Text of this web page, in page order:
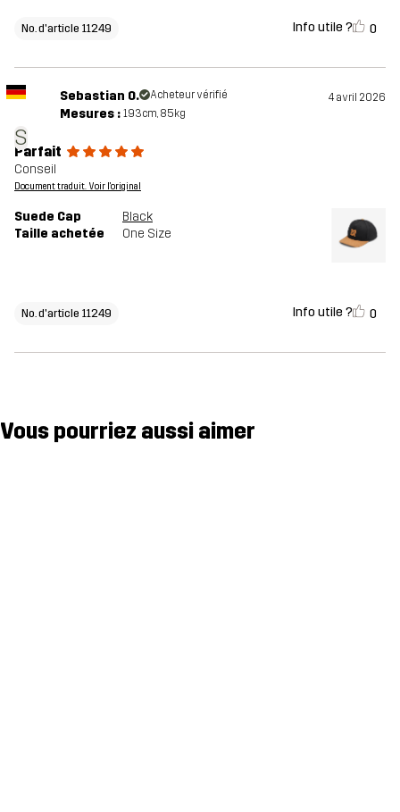
No. d'article 11249 Info utile ? 0
S
Sebastian O. Acheteur vérifié 4 avril 2026
Mesures : 193cm, 85kg
Parfait
Conseil
Document traduit. Voir l'original
Suede Cap
Black
Taille achetée
One Size
No. d'article 11249 Info utile ? 0
Vous pourriez aussi aimer